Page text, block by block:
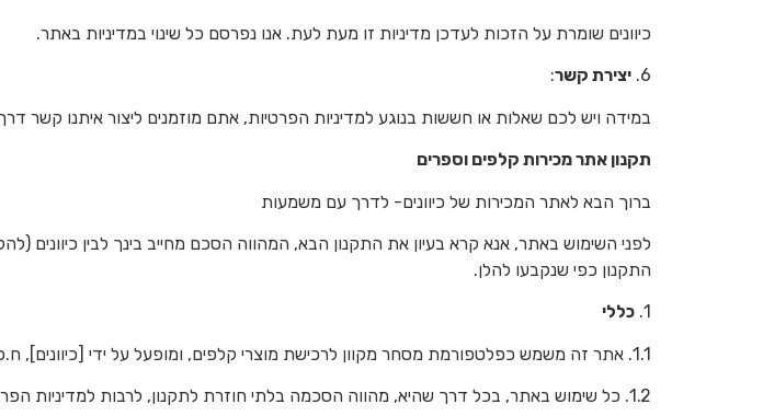
כיוונים שומרת על הזכות לעדכן מדיניות זו מעת לעת. אנו נפרסם כל שינוי במדיניות באתר.
6. יצירת קשר:
במידה ויש לכם שאלות או חששות בנוגע למדיניות הפרטיות, אתם מוזמנים ליצור איתנו קשר
תקנון אתר מכירות קלפים וספרים
ברוך הבא לאתר המכירות של כיוונים- לדרך עם משמעות
לפני השימוש באתר, אנא קרא בעיון את התקנון הבא, המהווה הסכם מחייב בינך לבין
התקנון כפי שנקבעו להלן.
1. כללי
1.1. אתר זה משמש כפלטפורמת מסחר מקוון לרכישת מוצרי קלפים, ומופעל על ידי [כיוונים], ח.פ. / ת.ז. [055607196], המבוסס בכתובת: [ערבה 26 כרמיאל].
1.2. כל שימוש באתר, בכל דרך שהיא, מהווה הסכמה בלתי חוזרת לתקנון, לרבות למדיניות הפרטיות ולחוקי הדין החל.